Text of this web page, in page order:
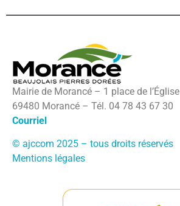
Mairie de Morancé – 1 place de l’Église
69480 Morancé – Tél. 04 78 43 67 30
Courriel
© ajccom 2025 – tous droits réservés
Mentions légales